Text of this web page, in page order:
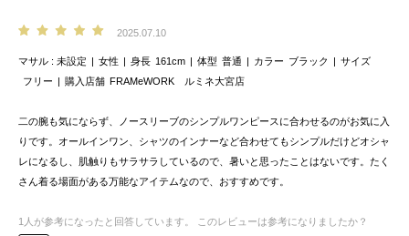
2025.07.10
マサル 未設定 女性 身長 161cm 体型 普通 カラー ブラック
サイズ
フリー
購入店舗 FRAMeWORK ルミネ大宮店
二の腕も気にならず、ノースリーブのシンプルワンピースに合わせるのがお気に入
りです。オールインワン、シャツのインナーなど合わせてもシンプルだけどオシャ
レになるし、肌触りもサラサラしているので、暑いと思ったことはないです。たく
さん着る場面がある万能なアイテムなので、おすすめです。
1 人が参考になったと回答しています。
このレビューは参考になりましたか？